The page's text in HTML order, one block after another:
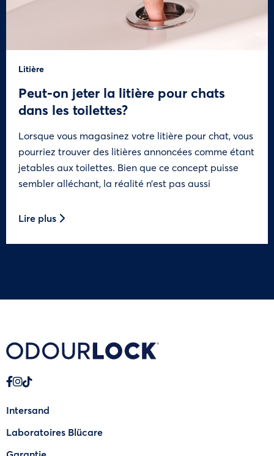
Litière
Peut-on jeter la litière pour chats
dans les toilettes?
Lorsque vous magasinez votre litière pour chat, vous
pourriez trouver des litières annoncées comme étant
jetables aux toilettes. Bien que ce concept puisse
sembler alléchant, la réalité n’est pas aussi
Lire plus
Intersand
Laboratoires Blücare